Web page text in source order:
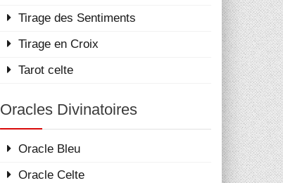
Tirage des Sentiments
Tirage en Croix
Tarot celte
Oracles Divinatoires
Oracle Bleu
Oracle Celte